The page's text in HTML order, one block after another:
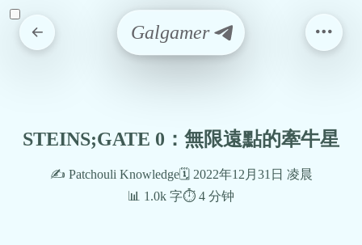
Galgamer
STEINS;GATE 0：無限遠點的牽牛星
✍️ Patchouli Knowledge🗓️ 2022年12月31日 凌晨
📊 1.0k 字⏱️ 4 分钟